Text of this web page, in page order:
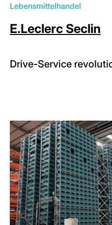
Lebensmittelhandel
E.Leclerc Seclin
Drive-Service